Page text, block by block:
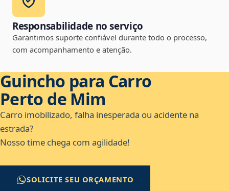
Responsabilidade no serviço
Garantimos suporte confiável durante todo o processo,
com acompanhamento e atenção.
Guincho para Carro
Perto de Mim
Carro imobilizado, falha inesperada ou acidente na
estrada?
Nosso time chega com agilidade!
SOLICITE SEU ORÇAMENTO